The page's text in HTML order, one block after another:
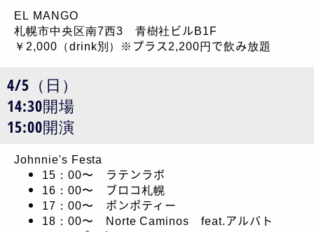
EL MANGO
札幌市中央区南7西3 青樹社ビルB1F
￥2,000（drink別）※プラス2,200円で飲み放題
4/5（日）
14:30開場
15:00開演
Johnnie's Festa
15：00〜 ラテンラボ
16：00〜 ブロコ札幌
17：00〜 ポンポティー
18：00〜 Norte Caminos feat.アルバト